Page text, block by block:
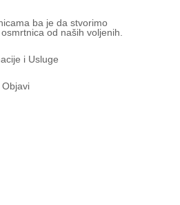
ba je da stvorimo
od naših voljenih.
i Usluge
Objavi